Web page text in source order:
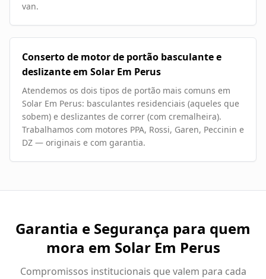
van.
Conserto de motor de portão basculante e
deslizante em Solar Em Perus
Atendemos os dois tipos de portão mais comuns em
Solar Em Perus: basculantes residenciais (aqueles que
sobem) e deslizantes de correr (com cremalheira).
Trabalhamos com motores PPA, Rossi, Garen, Peccinin e
DZ — originais e com garantia.
Garantia e Segurança para quem
mora em Solar Em Perus
Compromissos institucionais que valem para cada